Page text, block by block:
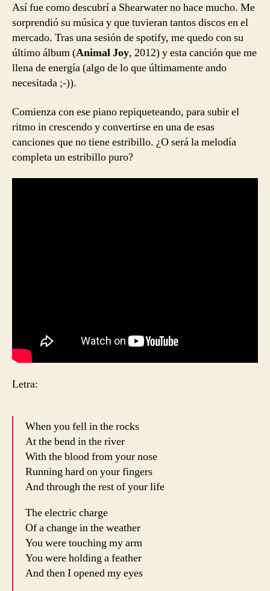
Así fue como descubrí a Shearwater no hace mucho. Me
sorprendió su música y que tuvieran tantos discos en el
mercado. Tras una sesión de spotify, me quedo con su
último álbum (Animal Joy, 2012) y esta canción que me
llena de energía (algo de lo que últimamente ando
necesitada ;-)).
Comienza con ese piano repiqueteando, para subir el
ritmo in crescendo y convertirse en una de esas
canciones que no tiene estribillo. ¿O será la melodía
completa un estribillo puro?
Letra:
When you fell in the rocks
At the bend in the river
With the blood from your nose
Running hard on your fingers
And through the rest of your life
The electric charge
Of a change in the weather
You were touching my arm
You were holding a feather
And then I opened my eyes